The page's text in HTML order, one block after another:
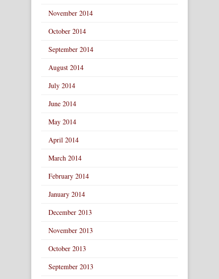
November 2014
October 2014
September 2014
August 2014
July 2014
June 2014
May 2014
April 2014
March 2014
February 2014
January 2014
December 2013
November 2013
October 2013
September 2013